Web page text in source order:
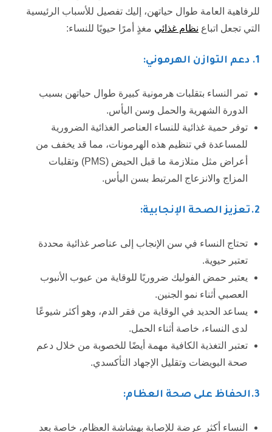
للرفاهية العامة طوال حياتهن، إليك تفصيل للأسباب الرئيسية
التي تجعل اتباع نظام غذائي مغذٍ أمرًا حيويًا للنساء:
1. دعم التوازن الهرموني:
تمر النساء بتقلبات هرمونية كبيرة طوال حياتهن بسبب
الدورة الشهرية والحمل وسن اليأس.
توفر حمية غذائية للنساء العناصر الغذائية الضرورية
للمساعدة في تنظيم هذه الهرمونات، مما قد يخفف من
أعراض مثل متلازمة ما قبل الحيض (PMS) وتقلبات
المزاج والانزعاج المرتبط بسن اليأس.
2.تعزيز الصحة الإنجابية:
تحتاج النساء في سن الإنجاب إلى عناصر غذائية محددة
تعتبر حيوية.
يعتبر حمض الفوليك ضروريًا للوقاية من عيوب الأنبوب
العصبي أثناء نمو الجنين.
يساعد الحديد في الوقاية من فقر الدم، وهو أكثر شيوعًا
لدى النساء، خاصة أثناء الحمل.
تعتبر التغذية الكافية مهمة أيضًا للخصوبة من خلال دعم
صحة البويضات وتقليل الإجهاد التأكسدي.
3. الحفاظ على صحة العظام:
النساء أكثر عرضة للإصابة بهشاشة العظام، خاصة بعد